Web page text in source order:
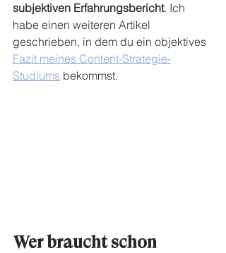
subjektiven Erfahrungsbericht. Ich
habe einen weiteren Artikel
geschrieben, in dem du ein objektives
Fazit meines Content-Strategie-
Studiums bekommst.
Wer braucht schon